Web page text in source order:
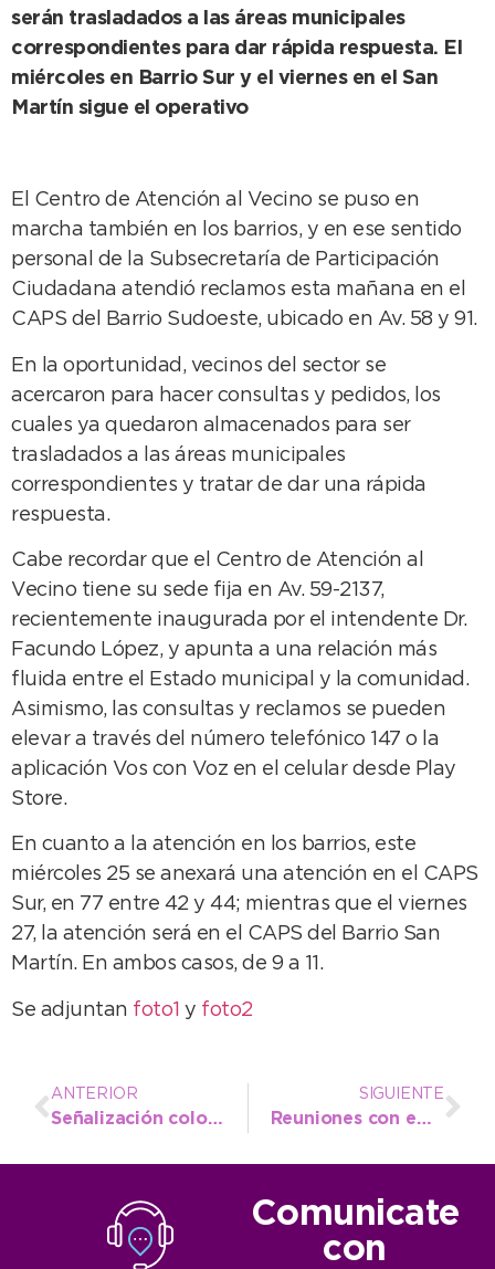
serán trasladados a las áreas municipales
correspondientes para dar rápida respuesta. El
miércoles en Barrio Sur y el viernes en el San
Martín sigue el operativo
El Centro de Atención al Vecino se puso en
marcha también en los barrios, y en ese sentido
personal de la Subsecretaría de Participación
Ciudadana atendió reclamos esta mañana en el
CAPS del Barrio Sudoeste, ubicado en Av. 58 y 91.
En la oportunidad, vecinos del sector se
acercaron para hacer consultas y pedidos, los
cuales ya quedaron almacenados para ser
trasladados a las áreas municipales
correspondientes y tratar de dar una rápida
respuesta.
Cabe recordar que el Centro de Atención al
Vecino tiene su sede fija en Av. 59-2137,
recientemente inaugurada por el intendente Dr.
Facundo López, y apunta a una relación más
fluida entre el Estado municipal y la comunidad.
Asimismo, las consultas y reclamos se pueden
elevar a través del número telefónico 147 o la
aplicación Vos con Voz en el celular desde Play
Store.
En cuanto a la atención en los barrios, este
miércoles 25 se anexará una atención en el CAPS
Sur, en 77 entre 42 y 44; mientras que el viernes
27, la atención será en el CAPS del Barrio San
Martín. En ambos casos, de 9 a 11.
Se adjuntan foto1 y foto2
ANTERIOR
Señalización colocó carteles exclusivos y recambió luminarias de semáforos
SIGUIENTE
Reuniones con emprendedores protagonistas de la segunda edición de NecoEmprende
Comunicate
con